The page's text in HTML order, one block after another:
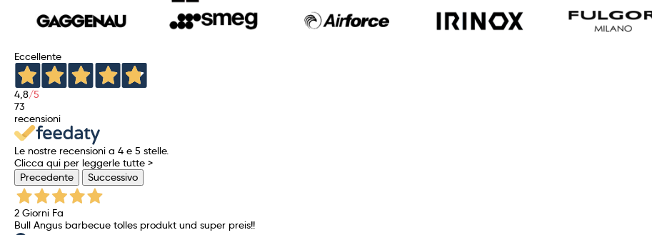
Eccellente
4,8/5
73
recensioni
Le nostre recensioni a 4 e 5 stelle.
Clicca qui per leggerle tutte >
Precedente
Successivo
2 Giorni Fa
Bull Angus barbecue tolles produkt und super preis!!